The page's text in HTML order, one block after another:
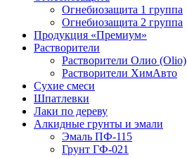
Огнебиозащита 1 группа
Огнебиозащита 2 группа
Продукция «Премиум»
Растворители
Растворители Олио (Olio)
Растворители ХимАвто
Сухие смеси
Шпатлевки
Лаки по дереву
Алкидные грунты и эмали
Эмаль ПФ-115
Грунт ГФ-021